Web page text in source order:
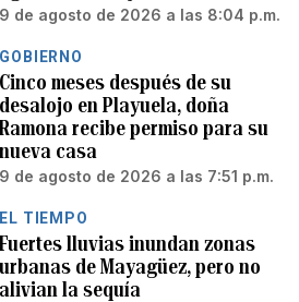
9 de agosto de 2026 a las 8:04 p.m.
GOBIERNO
Cinco meses después de su
desalojo en Playuela, doña
Ramona recibe permiso para su
nueva casa
9 de agosto de 2026 a las 7:51 p.m.
EL TIEMPO
Fuertes lluvias inundan zonas
urbanas de Mayagüez, pero no
alivian la sequía